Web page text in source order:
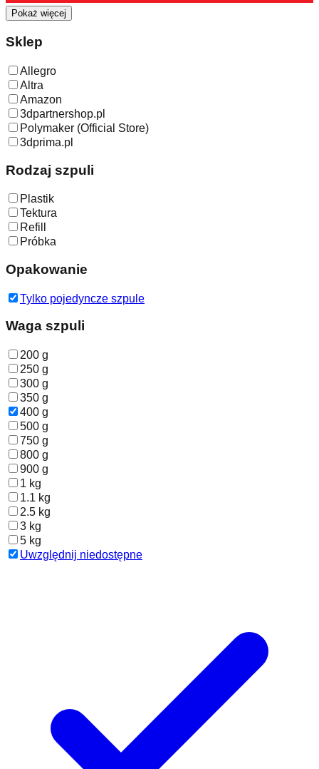
Pokaż więcej
Sklep
Allegro
Altra
Amazon
3dpartnershop.pl
Polymaker (Official Store)
3dprima.pl
Rodzaj szpuli
Plastik
Tektura
Refill
Próbka
Opakowanie
Tylko pojedyncze szpule
Waga szpuli
200 g
250 g
300 g
350 g
400 g
500 g
750 g
800 g
900 g
1 kg
1.1 kg
2.5 kg
3 kg
5 kg
Uwzględnij niedostępne